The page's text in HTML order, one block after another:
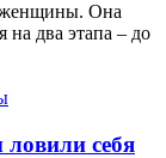
Она
на два этапа – до
себя